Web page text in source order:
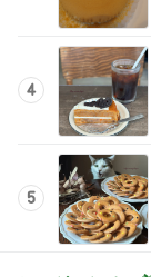
5
このジャンル